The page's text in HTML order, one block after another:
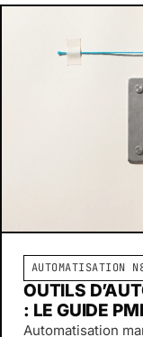
AUTOMATISATION
OUTILS
: LE GUIDE
Automatisation